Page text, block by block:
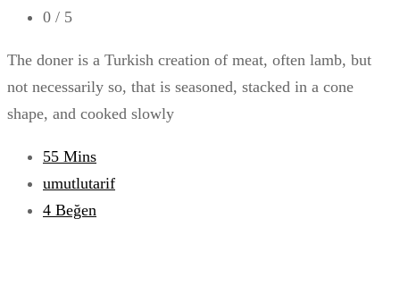
0 / 5
The doner is a Turkish creation of meat, often lamb, but
not necessarily so, that is seasoned, stacked in a cone
shape, and cooked slowly
55 Mins
umutlutarif
4 Beğen